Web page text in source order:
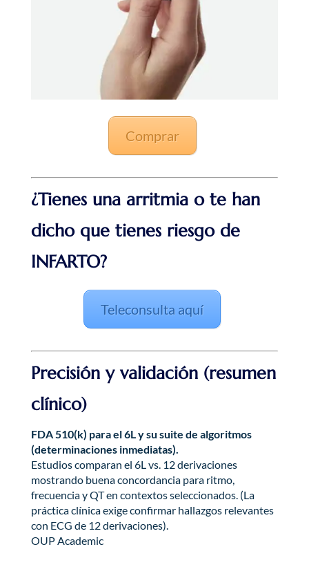
Comprar
¿Tienes una arritmia o te han
dicho que tienes riesgo de
INFARTO?
Teleconsulta aquí
Precisión y validación (resumen
clínico)
FDA 510(k) para el 6L y su suite de algoritmos
(determinaciones inmediatas).
Estudios comparan el 6L vs. 12 derivaciones
mostrando buena concordancia para ritmo,
frecuencia y QT en contextos seleccionados. (La
práctica clínica exige confirmar hallazgos relevantes
con ECG de 12 derivaciones).
OUP Academic